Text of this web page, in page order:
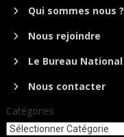
Qui sommes nous ?
Nous rejoindre
Le Bureau National
Nous contacter
Catégories